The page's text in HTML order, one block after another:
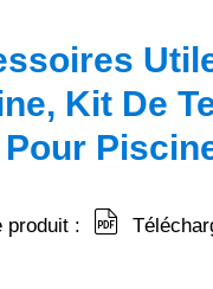
Kit De
Pour
produit :